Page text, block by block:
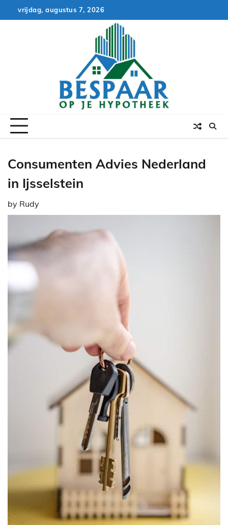
to
vrijdag, augustus 7, 2026
Consumenten Advies Nederland
in Ijsselstein
by Rudy